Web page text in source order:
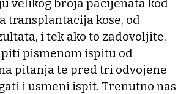
velikog broja pacijenata kod
transplantacija kose, od
i tek ako to zadovoljite,
pismenom ispitu od
pitanja te pred tri odvojene
i usmeni ispit. Trenutno nas